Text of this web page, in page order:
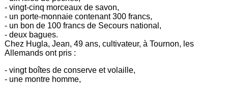
- vingt-cinq morceaux de savon,
- un porte-monnaie contenant 300 francs,
- un bon de 100 francs de Secours national,
- deux bagues.
Chez Hugla, Jean, 49 ans, cultivateur, à Tournon, les
Allemands ont pris :
- vingt boîtes de conserve et volaille,
- une montre homme,